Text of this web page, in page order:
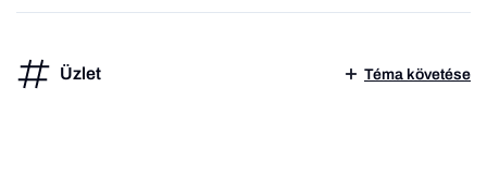
Üzlet Téma követése